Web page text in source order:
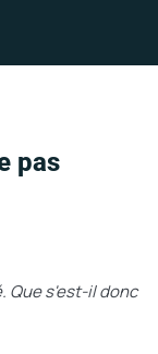
pas
Que s'est-il donc